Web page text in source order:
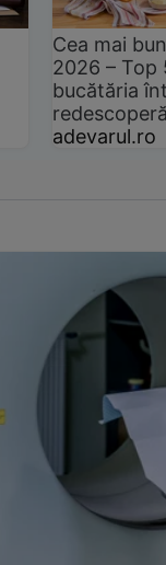
Cea mai
2026 –
bucătăria
adevarul.ro